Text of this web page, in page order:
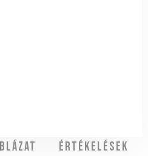
Értékelések